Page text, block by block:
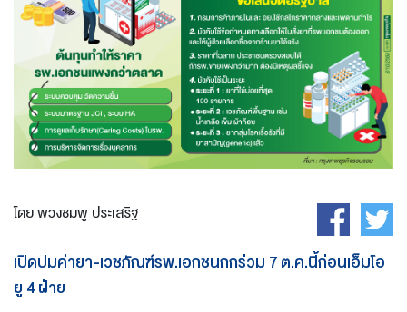
โดย พวงชมพู ประเสริฐ
เปิดปมค่ายา-เวชภัณฑ์รพ.เอกชนถกร่วม 7 ต.ค.นี้ก่อนเอ็มโอ
ยู 4 ฝ่าย